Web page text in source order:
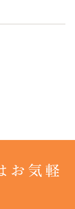
お気軽